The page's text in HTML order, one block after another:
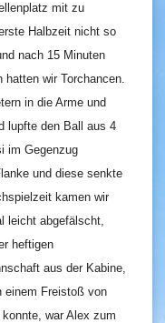
mit zu
Halbzeit nicht so
nach 15 Minuten
wir Torchancen.
in die Arme und
lupfte den Ball aus 4
im Gegenzug
und diese senkte
kamen wir
leicht abgefälscht,
heftigen
aus der Kabine,
einem Freistoß von
war Alex zum